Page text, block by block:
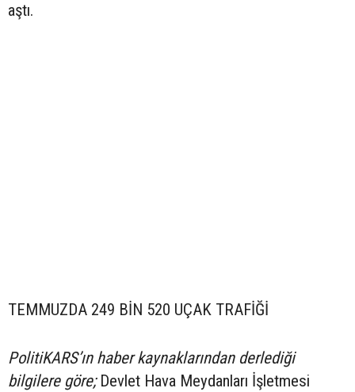
aştı.
TEMMUZDA 249 BİN 520 UÇAK TRAFİĞİ
PolitiKARS’ın haber kaynaklarından derlediği
bilgilere göre;Devlet Hava Meydanları İşletmesi